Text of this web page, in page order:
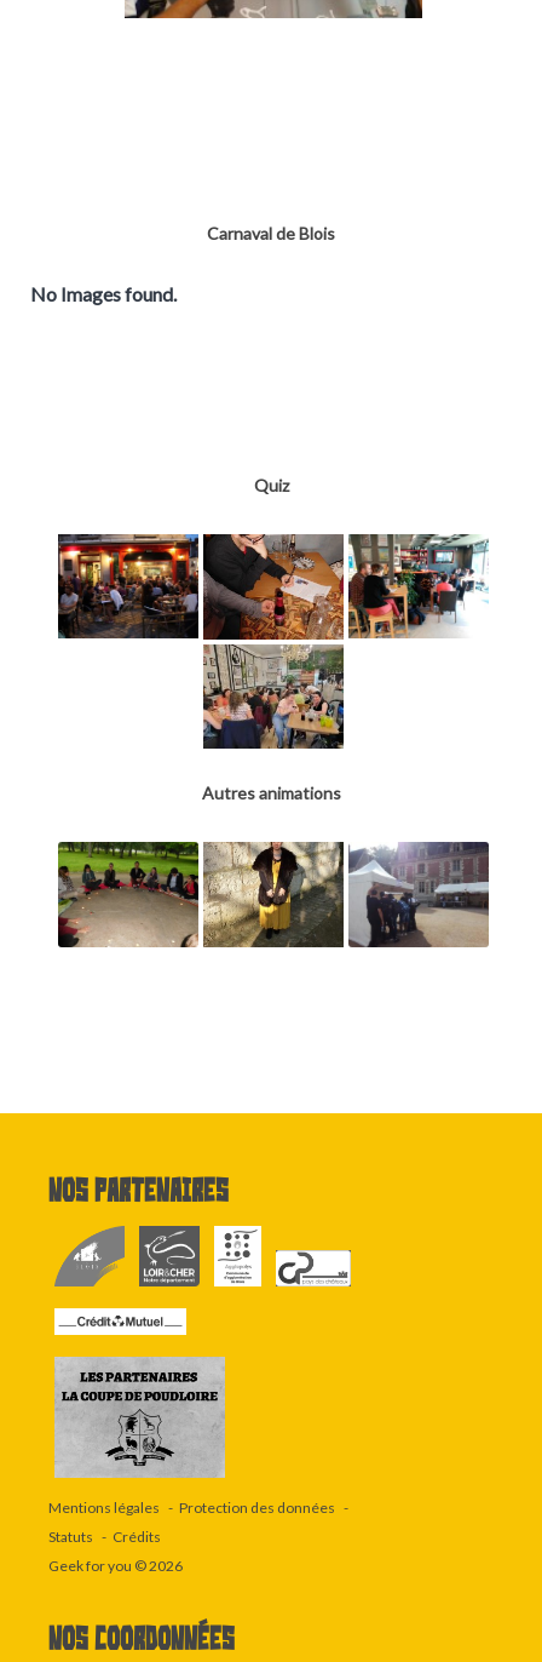
Carnaval de Blois
No Images found.
Quiz
Autres animations
Nos partenaires
Mentions légales
Protection des données
Statuts
Crédits
Geek for you © 2026
Nos coordonnées